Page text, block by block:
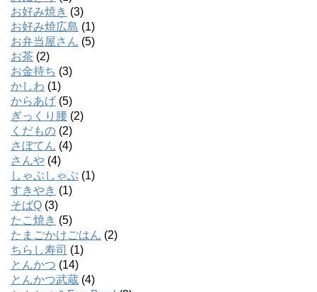
お好み焼き (3)
お好み焼広島 (1)
お弁当屋さん (5)
お茶 (2)
お金持ち (3)
かしわ (1)
からあげ (5)
ぎっくり腰 (2)
くだもの (2)
さぼてん (4)
さんや (4)
しゃぶしゃぶ (1)
すきやき (1)
そばQ (3)
たこ焼き (5)
たまごかけごはん (2)
ちらし寿司 (1)
とんかつ (14)
とんかつ武蔵 (4)